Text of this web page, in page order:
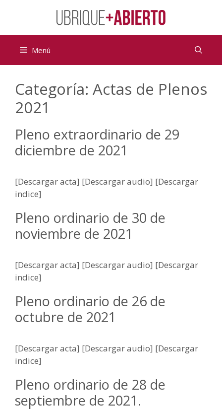
Menú
Categoría: Actas de Plenos
2021
Pleno extraordinario de 29
diciembre de 2021
[Descargar acta] [Descargar audio] [Descargar
indice]
Pleno ordinario de 30 de
noviembre de 2021
[Descargar acta] [Descargar audio] [Descargar
indice]
Pleno ordinario de 26 de
octubre de 2021
[Descargar acta] [Descargar audio] [Descargar
indice]
Pleno ordinario de 28 de
septiembre de 2021.